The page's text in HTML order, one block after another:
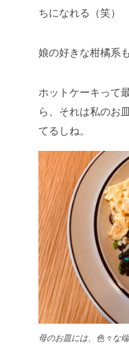
ちになれる（笑）
娘の好きな柑橘系
ホットケーキって
ら、それは私のお
てるしね。
母のお皿には、色々な